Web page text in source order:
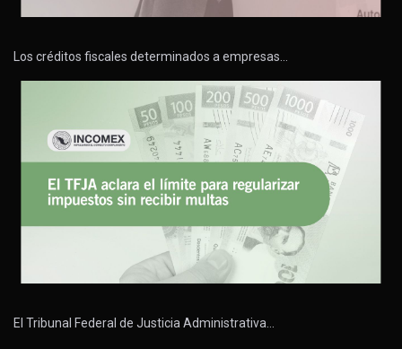
Los créditos fiscales determinados a empresas…
El Tribunal Federal de Justicia Administrativa…